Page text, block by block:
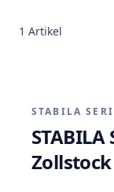
1 Artikel
STABILA
Zollstock